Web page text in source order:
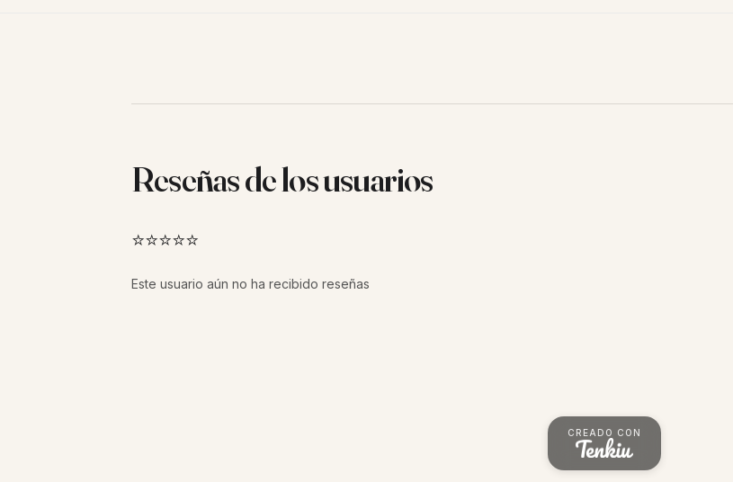
Reseñas de los usuarios
⭐⭐⭐⭐⭐
Este usuario aún no ha recibido reseñas
CREADO CON